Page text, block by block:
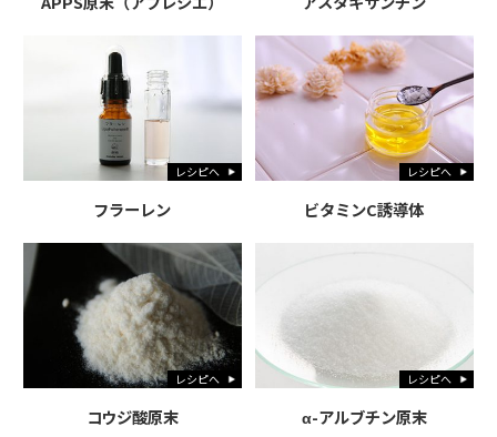
レシピへ
フラーレン
レシピへ
ビタミンC誘導体
レシピへ
コウジ酸原末
レシピへ
α-アルブチン原末